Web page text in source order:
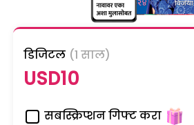
डिजिटल (1 साल)
USD10
सबस्क्रिप्शन गिफ्ट करा